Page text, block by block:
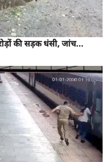
की सड़क धंसी, जांच...